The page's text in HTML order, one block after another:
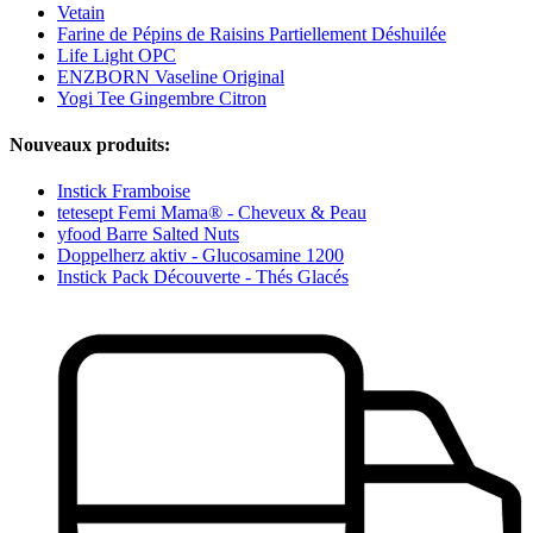
Vetain
Farine de Pépins de Raisins Partiellement Déshuilée
Life Light OPC
ENZBORN Vaseline Original
Yogi Tee Gingembre Citron
Nouveaux produits:
Instick Framboise
tetesept Femi Mama® - Cheveux & Peau
yfood Barre Salted Nuts
Doppelherz aktiv - Glucosamine 1200
Instick Pack Découverte - Thés Glacés